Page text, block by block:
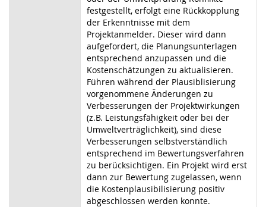
festgestellt, erfolgt eine Rückkopplung
der Erkenntnisse mit dem
Projektanmelder. Dieser wird dann
aufgefordert, die Planungsunterlagen
entsprechend anzupassen und die
Kostenschätzungen zu aktualisieren.
Führen während der Plausiblisierung
vorgenommene Änderungen zu
Verbesserungen der Projektwirkungen
(z.B. Leistungsfähigkeit oder bei der
Umweltverträglichkeit), sind diese
Verbesserungen selbstverständlich
entsprechend im Bewertungsverfahren
zu berücksichtigen. Ein Projekt wird erst
dann zur Bewertung zugelassen, wenn
die Kostenplausibilisierung positiv
abgeschlossen werden konnte.